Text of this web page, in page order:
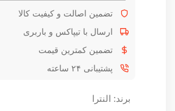
تضمین اصالت و کیفیت کالا
ارسال با تیپاکس و باربری
تضمین کمترین قیمت
پشتیبانی ۲۴ ساعته
برند: النترا